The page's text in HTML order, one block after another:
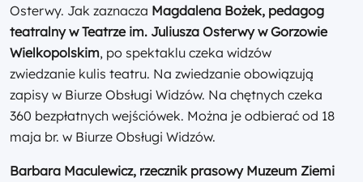
Osterwy. Jak zaznacza Magdalena Bożek, pedagog
teatralny w Teatrze im. Juliusza Osterwy w Gorzowie
Wielkopolskim, po spektaklu czeka widzów
zwiedzanie kulis teatru. Na zwiedzanie obowiązują
zapisy w Biurze Obsługi Widzów. Na chętnych czeka
360 bezpłatnych wejściówek. Można je odbierać od 18
maja br. w Biurze Obsługi Widzów.
Barbara Maculewicz, rzecznik prasowy Muzeum Ziemi